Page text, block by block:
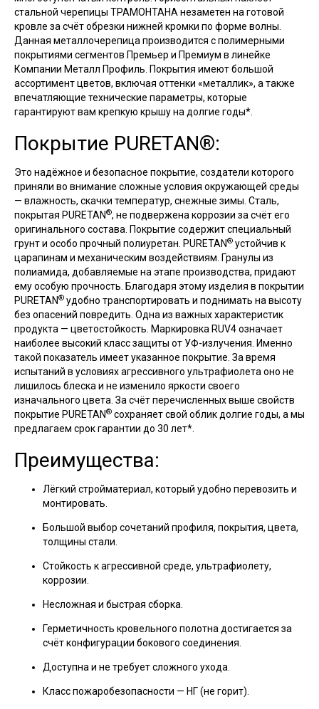
стальной черепицы ТРАМОНТАНА незаметен на готовой
кровле за счёт обрезки нижней кромки по форме волны.
Данная металлочерепица производится с полимерными
покрытиями сегментов Премьер и Премиум в линейке
Компании Металл Профиль. Покрытия имеют большой
ассортимент цветов, включая оттенки «металлик», а также
впечатляющие технические параметры, которые
гарантируют вам крепкую крышу на долгие годы*.
Покрытие PURETAN®:
Это надёжное и безопасное покрытие, создатели которого
приняли во внимание сложные условия окружающей среды
— влажность, скачки температур, снежные зимы. Сталь,
покрытая PURETAN®, не подвержена коррозии за счёт его
оригинального состава. Покрытие содержит специальный
грунт и особо прочный полиуретан. PURETAN® устойчив к
царапинам и механическим воздействиям. Гранулы из
полиамида, добавляемые на этапе производства, придают
ему особую прочность. Благодаря этому изделия в покрытии
PURETAN® удобно транспортировать и поднимать на высоту
без опасений повредить. Одна из важных характеристик
продукта — цветостойкость. Маркировка RUV4 означает
наиболее высокий класс защиты от УФ-излучения. Именно
такой показатель имеет указанное покрытие. За время
испытаний в условиях агрессивного ультрафиолета оно не
лишилось блеска и не изменило яркости своего
изначального цвета. За счёт перечисленных выше свойств
покрытие PURETAN® сохраняет свой облик долгие годы, а мы
предлагаем срок гарантии до 30 лет*.
Преимущества:
Лёгкий стройматериал, который удобно перевозить и
монтировать.
Большой выбор сочетаний профиля, покрытия, цвета,
толщины стали.
Стойкость к агрессивной среде, ультрафиолету,
коррозии.
Несложная и быстрая сборка.
Герметичность кровельного полотна достигается за
счёт конфигурации бокового соединения.
Доступна и не требует сложного ухода.
Класс пожаробезопасности — НГ (не горит).